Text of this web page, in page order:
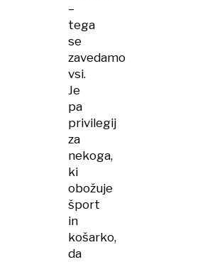
–
tega
se
zavedamo
vsi.
Je
pa
privilegij
za
nekoga,
ki
obožuje
šport
in
košarko,
da